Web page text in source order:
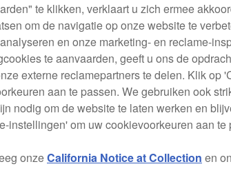
V10 /
te klikken, verklaart u zich ermee
om de navigatie op onze website te
en onze marketing- en reclame-
te aanvaarden, geeft u ons de
externe reclamepartners te delen. Klik op
aan te passen. We gebruiken ook
nodig om de website te laten werken en
instellingen' om uw cookievoorkeuren aan te
onzeCalifornia Notice at Collection en